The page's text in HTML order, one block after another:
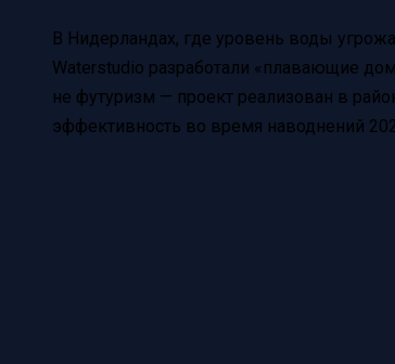
В Нидерландах, где уровень воды
Waterstudio разработали «плавающие
не футуризм — проект реализован в
эффективность во время наводнений